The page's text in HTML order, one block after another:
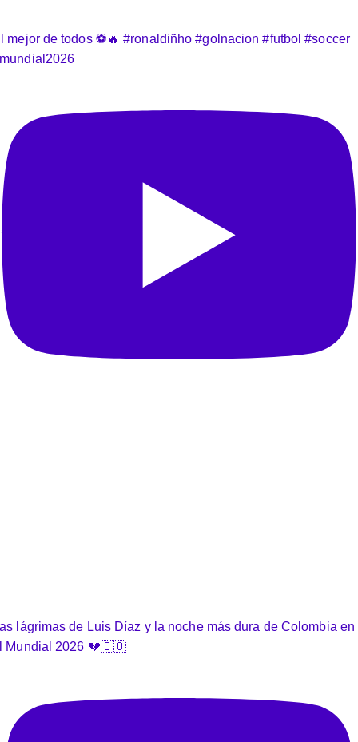
mejor de todos ⚽️🔥 #ronaldiñho #golnacion #futbol #soccer
lágrimas de Luis Díaz y la noche más dura de Colombia en
Mundial 2026 💔🇨🇴